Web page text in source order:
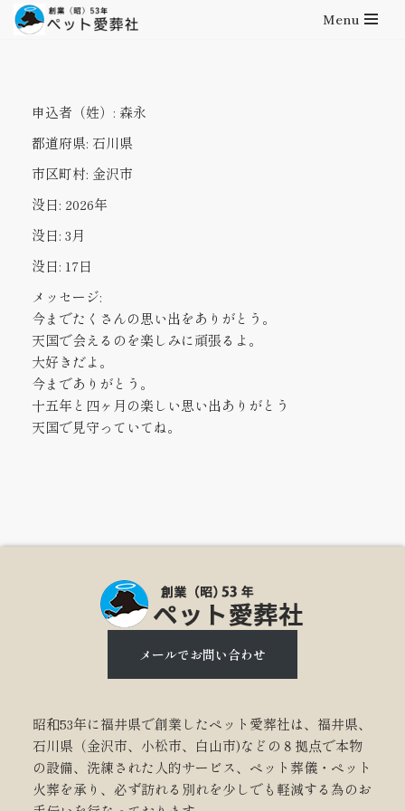
Menu
申込者（姓）: 森永
都道府県: 石川県
市区町村: 金沢市
没日: 2026年
没日: 3月
没日: 17日
メッセージ:
今までたくさんの思い出をありがとう。
天国で会えるのを楽しみに頑張るよ。
大好きだよ。
今までありがとう。
十五年と四ヶ月の楽しい思い出ありがとう
天国で見守っていてね。
メールでお問い合わせ
昭和53年に福井県で創業したペット愛葬社は、福井県、
石川県（金沢市、小松市、白山市)などの８拠点で本物
の設備、洗練された人的サービス、ペット葬儀・ペット
火葬を承り、必ず訪れる別れを少しでも軽減する為のお